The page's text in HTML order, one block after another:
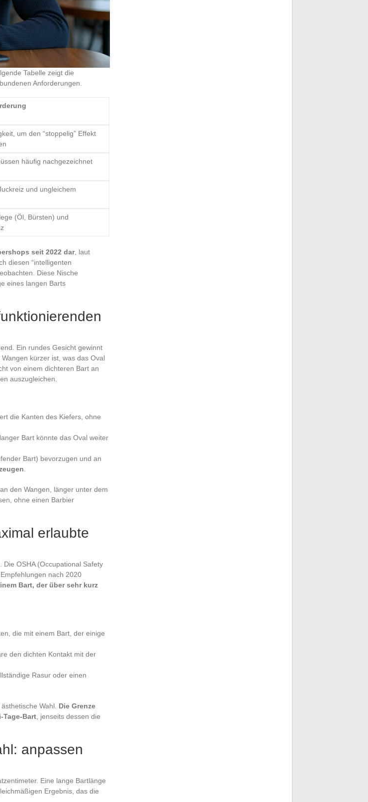
Tabelle zeigt die
Anforderungen.
um den “stoppelig” Effekt
häufig nachgezeichnet
und ungleichem
(Öl, Bürsten) und
seit 2022 dar, laut
diesen “intelligenten
Diese Nische
eines langen Barts
Ein rundes Gesicht gewinnt
kürzer ist, was das Oval
von einem dichteren Bart an
auszugleichen.
die Kanten des Kiefers, ohne
Bart könnte das Oval weiter
Bart) bevorzugen und an
den Wangen, länger unter dem
ohne einen Barbier
erlaubte
OSHA (Occupational Safety
nach 2020
Bart, der über sehr kurz
die mit einem Bart, der einige
den dichten Kontakt mit der
Rasur oder einen
Wahl. Die Grenze
Tage-Bart , jenseits dessen die
anpassen
Eine lange Bartlänge
Ergebnis, das die